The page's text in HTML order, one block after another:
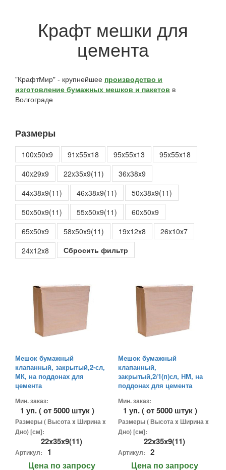
Крафт мешки для
цемента
"КрафтМир" - крупнейшее производство и
изготовление бумажных мешков и пакетов в
Волгограде
Размеры
100x50x9 91x55x18 95x55x13
95x55x18
40x29x9
22x35x9(11)
36x38x9
44x38x9(11)
46x38x9(11)
50x38x9(11)
50x50x9(11)
55x50x9(11)
60x50x9
65x50x9
58x50x9(11) 19x12x8
26x10x7
24x12x8
Сбросить фильтр
Мешок бумажный
клапанный, закрытый,2-сл,
МК, на поддонах для
цемента
Мин. заказ:
1 уп. ( от 5000 штук )
Размеры ( Высота x Ширина x
Дно) [см]:
22x35x9(11)
Артикул: 1
Цена по запросу
Мешок бумажный
клапанный,
закрытый,2/1(п)сл, НМ, на
поддонах для цемента
Мин. заказ:
1 уп. ( от 5000 штук )
Размеры ( Высота x Ширина x
Дно) [см]:
22x35x9(11)
Артикул: 2
Цена по запросу